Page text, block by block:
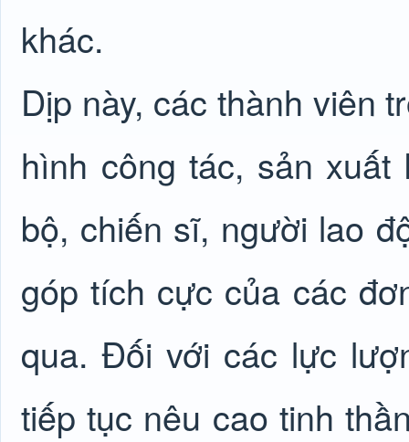
khác.
Dịp này, các thành viên
hình công tác, sản
bộ, chiến sĩ, người lao
góp tích cực của các
qua. Đối với các lực
tiếp tục nêu cao tinh